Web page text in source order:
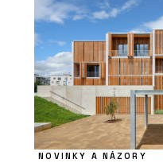
NOVINKY A NÁZORY